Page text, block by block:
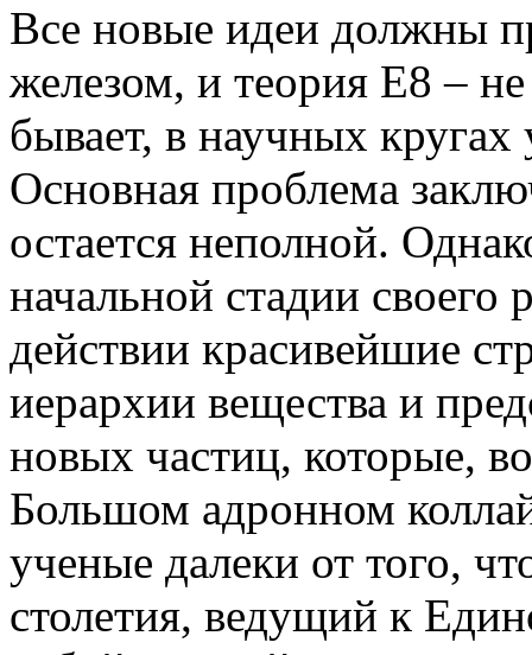
Все новые идеи должны
железом, и теория Е8 –
бывает, в научных
Основная проблема
остается неполной.
начальной стадии своего
действии красивейшие
иерархии вещества и
новых частиц, которые,
Большом адронном
ученые далеки от того,
столетия, ведущий к